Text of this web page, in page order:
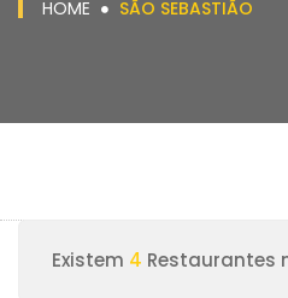
HOME SÃO SEBASTIÃO
Existem 4 Restaurantes